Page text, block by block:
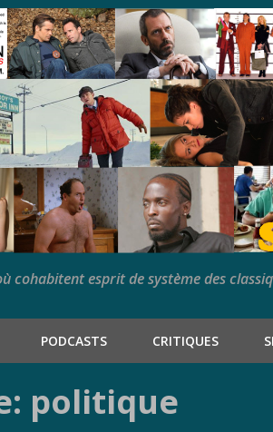
cohabitent esprit de système des
PODCASTS CRITIQUES
politique